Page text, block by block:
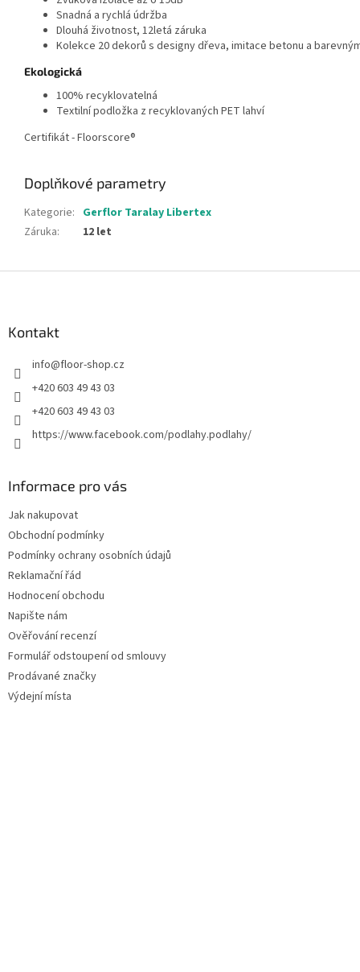
Snadná a rychlá údržba
Dlouhá životnost, 12letá záruka
Kolekce 20 dekorů s designy dřeva, imitace betonu a
Ekologická
100% recyklovatelná
Textilní podložka z recyklovaných PET lahví
Certifikát - Floorscore®
Doplňkové parametry
Kategorie: Gerflor Taralay Libertex
Záruka: 12 let
Kontakt
info@floor-shop.cz
+420 603 49 43 03
+420 603 49 43 03
https://www.facebook.com/podlahy.podlahy/
Informace pro vás
Jak nakupovat
Obchodní podmínky
Podmínky ochrany osobních údajů
Reklamační řád
Hodnocení obchodu
Napište nám
Ověřování recenzí
Formulář odstoupení od smlouvy
Prodávané značky
Výdejní místa